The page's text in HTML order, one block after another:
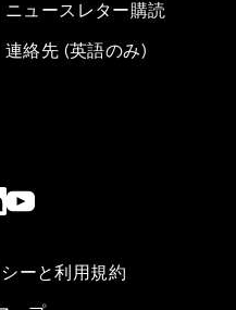
ニュースレター購読
連絡先 (英語のみ)
ーと利用規約